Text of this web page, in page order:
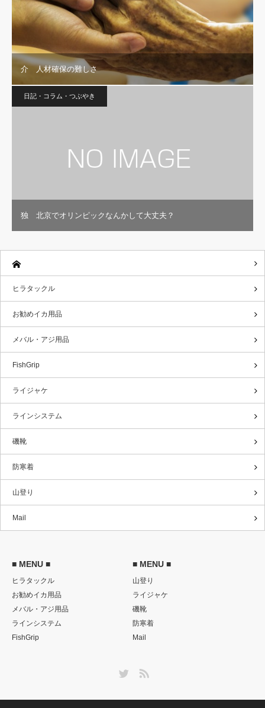
介 人材確保の難しさ
日記・コラム・つぶやき
独 北京でオリンピックなんかして大丈夫？
ヒラタックル
お勧めイカ用品
メバル・アジ用品
FishGrip
ライジャケ
ラインシステム
磯靴
防寒着
山登り
Mail
■ MENU ■
ヒラタックル
お勧めイカ用品
メバル・アジ用品
ラインシステム
FishGrip
■ MENU ■
山登り
ライジャケ
磯靴
防寒着
Mail